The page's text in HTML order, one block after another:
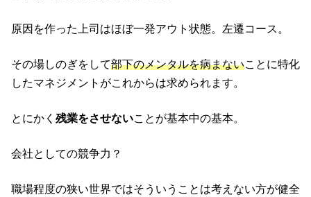
原因を作った上司はほぼ一発アウト状態。左遷コース。
その場しのぎをして部下のメンタルを病まないことに特化
したマネジメントがこれからは求められます。
とにかく 残業をさせないことが基本中の基本。
会社としての競争力？
職場程度の狭い世界ではそういうことは考えない方が健全